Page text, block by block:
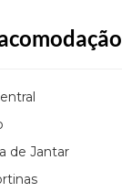
de Jantar